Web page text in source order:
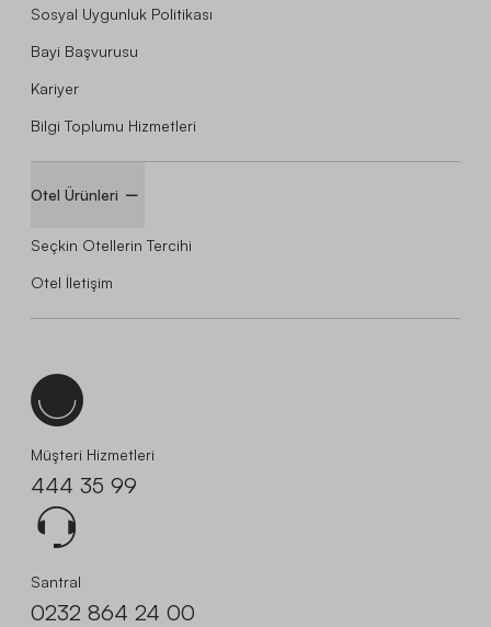
Sosyal Uygunluk Politikası
Bayi Başvurusu
Kariyer
Bilgi Toplumu Hizmetleri
Otel Ürünleri
Seçkin Otellerin Tercihi
Otel İletişim
Müşteri Hizmetleri
444 35 99
Santral
0232 864 24 00